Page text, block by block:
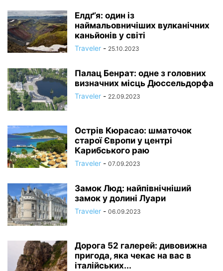
Елдґ’я: один із
наймальовничіших вулканічних
каньйонів у світі
Traveler - 25.10.2023
Палац Бенрат: одне з головних
визначних місць Дюссельдорфа
Traveler - 22.09.2023
Острів Кюрасао: шматочок
старої Європи у центрі
Карибського раю
Traveler - 07.09.2023
Замок Люд: найпівнічніший
замок у долині Луари
Traveler - 06.09.2023
Дорога 52 галерей: дивовижна
пригода, яка чекає на вас в
італійських...